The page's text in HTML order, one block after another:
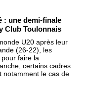
: une demi-finale
Club Toulonnais
U20 après leur
(26-22), les
faire la
certains cadres
notamment le cas de